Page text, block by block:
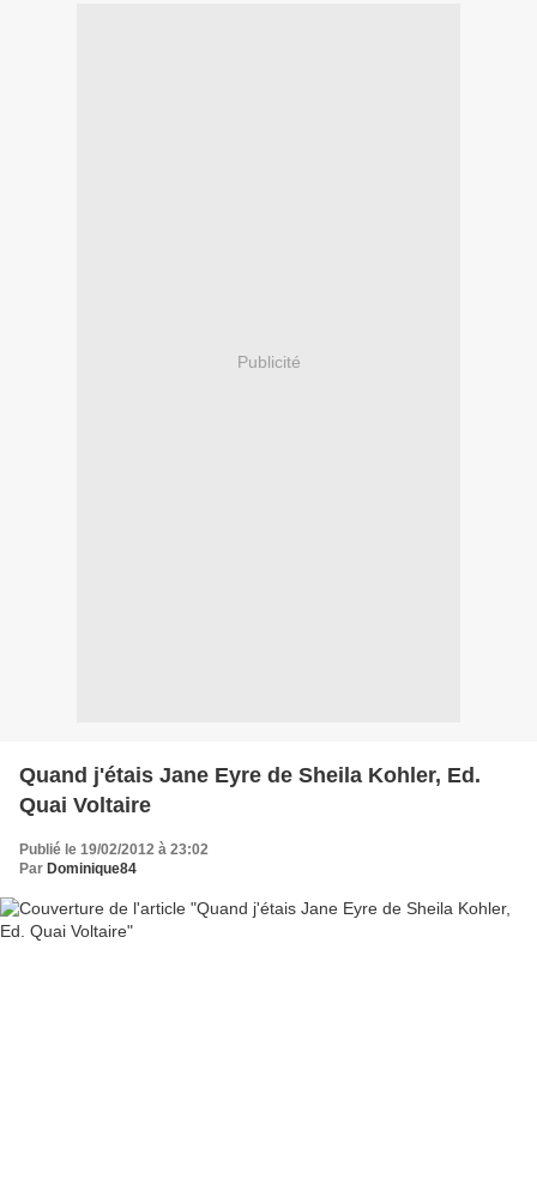
Publicité
Quand j'étais Jane Eyre de Sheila Kohler, Ed.
Quai Voltaire
Publié le 19/02/2012 à 23:02
Par Dominique84